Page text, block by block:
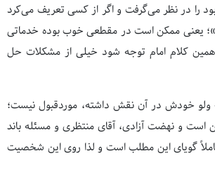
را در نظر می‌گرفت و اگر از کسی تعریف می‌کرد
یعنی ممکن است در مقطعی خوب بوده خدماتی
همین کلام امام توجه شود خیلی از مشکلات حل
ولو خودش در آن نقش داشته، موردقبول نیست؛
است و نهضت آزادی، آقای منتظری و مسئله باند
گویای این مطلب است و لذا روی این شخصیت